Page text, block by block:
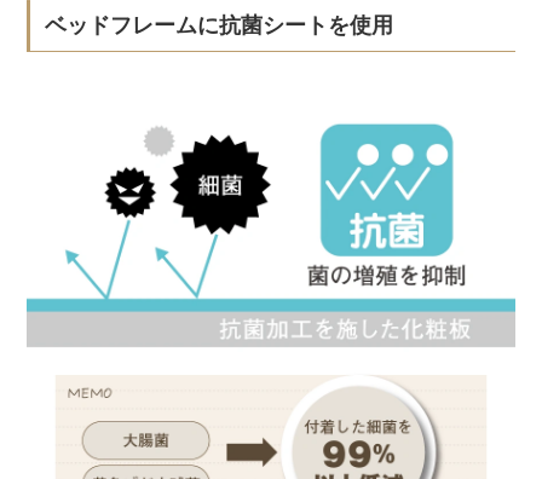
ベッドフレームに抗菌シートを使用